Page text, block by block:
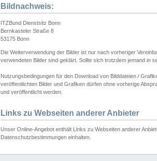
Bildnachweis:
ITZBund Dienstsitz Bonn
Bernkasteler Straße 8
53175 Bonn
Die Weiterverwendung der Bilder ist nur nach vorheriger
verwendeten Bilder sind geklärt. Sollte sich trotzdem jemand in
Nutzungsbedingungen für den Download von Bilddateien /
veröffentlichten Bilder und Grafiken dürfen ohne vorherige
und veröffentlicht werden.
Links zu Webseiten anderer Anbieter
Unser Online-Angebot enthält Links zu Webseiten anderer
Datenschutzbestimmungen einhalten.